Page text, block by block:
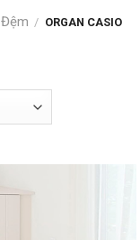
/ ORGAN CASIO